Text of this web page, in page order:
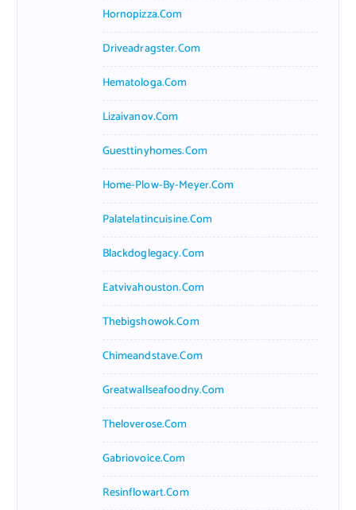
Hornopizza.com
Driveadragster.com
Hematologa.com
Lizaivanov.com
Guesttinyhomes.com
Home-Plow-By-Meyer.com
Palatelatincuisine.com
Blackdoglegacy.com
Eatvivahouston.com
Thebigshowok.com
Chimeandstave.com
Greatwallseafoodny.com
Theloverose.com
Gabriovoice.com
Resinflowart.com